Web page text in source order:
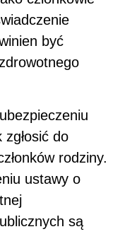
być
do
rodziny.
ustawy o
są